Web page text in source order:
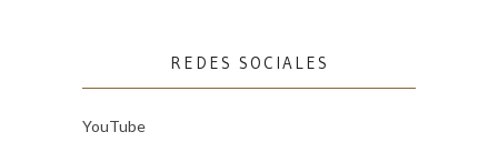
REDES SOCIALES
YouTube